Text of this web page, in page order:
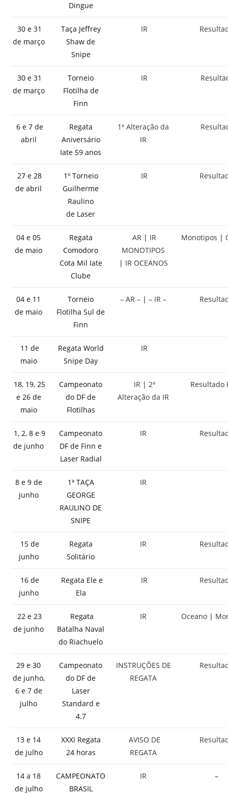
Dingue
30 e 31
de março
Taça Jeffrey
Shaw de
Snipe
IR
30 e 31
de março
Torneio
Flotilha de
Finn
IR
6 e 7 de
abril
Regata
Aniversário
Iate 59 anos
1ª Alteração da
IR
27 e 28
de abril
1º Torneio
Guilherme
Raulino
de Laser
IR
04 e 05
de maio
Regata
Comodoro
Cota Mil Iate
Clube
AR | IR
MONOTIPOS
| IR OCEANOS
Monotipos |
04 e 11
de maio
Torneio
Flotilha Sul de
Finn
– AR – |– IR –
11 de
maio
Regata World
Snipe Day
IR
18, 19, 25
e 26 de
maio
Campeonato
do DF de
Flotilhas
IR| 2ª
Alteração da IR
Resultado
1, 2, 8 e 9
de junho
Campeonato
DF de Finn e
Laser Radial
IR
8 e 9 de
junho
1ª TAÇA
GEORGE
RAULINO DE
SNIPE
IR
15 de
junho
Regata
Solitário
IR
16 de
junho
Regata Ele e
Ela
IR
22 e 23
de junho
Regata
Batalha Naval
do Riachuelo
IR Oceano |
29 e 30
de junho,
6 e 7 de
julho
Campeonato
do DF de
Laser
Standard e
4.7
INSTRUÇÕES DE
REGATA
13 e 14
de julho
XXXI Regata
24 horas
AVISO DE
REGATA
14 a 18
de julho
CAMPEONATO
BRASIL
IR –